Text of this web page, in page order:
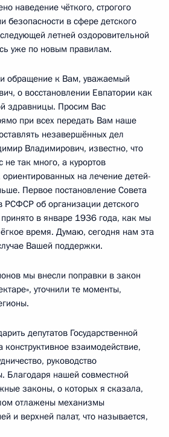
наведение чёткого, строгого
безопасности в сфере детского
летней оздоровительной
уже по новым правилам.
обращение к Вам, уважаемый
о восстановлении Евпатории как
здравницы. Просим Вас
при всех передать Вам наше
незавершённых дел
Владимирович, известно, что
не так много, а курортов
на лечение детей-
Первое постановление Совета
РСФСР об организации детского
в январе 1936 года, как мы
время. Думаю, сегодня нам эта
Вашей поддержки.
мы внесли поправки в закон
уточнили те моменты,
депутатов Государственной
взаимодействие,
руководство
Благодаря нашей совместной
законы, о которых я сказала,
отлажены механизмы
и верхней палат, что называется,